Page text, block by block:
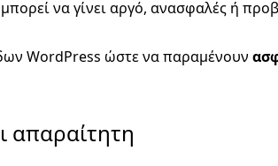
να γίνει αργό, ανασφαλές ή
WordPress ώστε να παραμένουν
απαραίτητη